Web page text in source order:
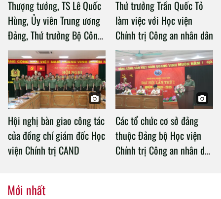
Thượng tướng, TS Lê Quốc
Hùng, Ủy viên Trung ương
Đảng, Thứ trưởng Bộ Công
an làm việc với Học viện
Chính trị Công an nhân dân
Thứ trưởng Trần Quốc Tỏ
làm việc với Học viện
Chính trị Công an nhân dân
Hội nghị bàn giao công tác
của đồng chí giám đốc Học
viện Chính trị CAND
Các tổ chức cơ sở đảng
thuộc Đảng bộ Học viện
Chính trị Công an nhân dân
Mới nhất